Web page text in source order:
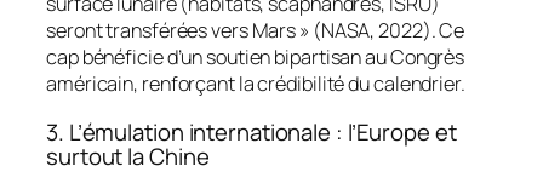
seront transférées vers Mars » (NASA, 2022). Ce
cap bénéficie d’un soutien bipartisan au Congrès
américain, renforçant la crédibilité du calendrier.
3. L’émulation internationale : l’Europe et
surtout la Chine